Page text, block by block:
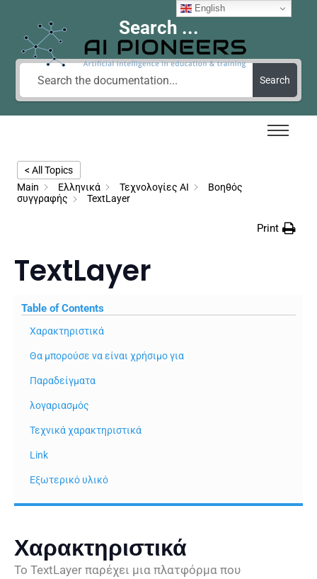
Search ...
Search
< All Topics
Main
Ελληνικά Τεχνολογίες AI
Βοηθός
συγγραφής
TextLayer
Print
TextLayer
Table of Contents
Χαρακτηριστικά
Θα μπορούσε να είναι χρήσιμο για
Παραδείγματα
λογαριασμός
Τεχνικά χαρακτηριστικά
Link
Εξωτερικό υλικό
Χαρακτηριστικά
Το TextLayer παρέχει μια πλατφόρμα που
English